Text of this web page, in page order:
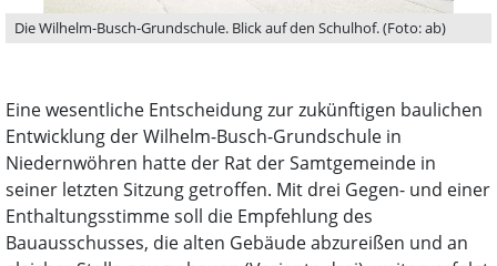
Die Wilhelm-Busch-Grundschule. Blick auf den Schulhof. (Foto: ab)
Eine wesentliche Entscheidung zur zukünftigen baulichen
Entwicklung der Wilhelm-Busch-Grundschule in
Niedernwöhren hatte der Rat der Samtgemeinde in
seiner letzten Sitzung getroffen. Mit drei Gegen- und einer
Enthaltungsstimme soll die Empfehlung des
Bauausschusses, die alten Gebäude abzureißen und an